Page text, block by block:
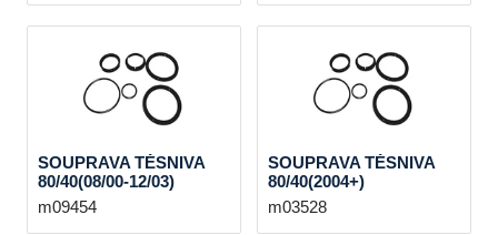
SOUPRAVA TĚSNIVA
80/40(08/00-12/03)
m09454
SOUPRAVA TĚSNIVA
80/40(2004+)
m03528